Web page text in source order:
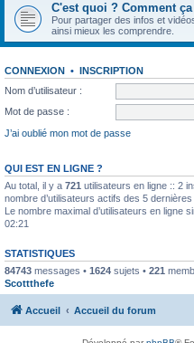
C'est quoi ? Comment
Pour partager des infos et
ainsi mieux les comprendre.
CONNEXION • INSCRIPTION
Nom d’utilisateur :
Mot de passe :
J’ai oublié mon mot de passe
QUI EST EN LIGNE ?
Au total, il y a 721 utilisateurs en ligne :: 2
nombre d’utilisateurs actifs des 5
Le nombre maximal d’utilisateurs en ligne
02:21
STATISTIQUES
84743 messages • 1624 sujets • 221
Scottthefe
Accueil Accueil du forum